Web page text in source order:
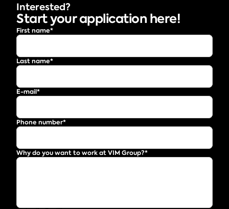
Interested?
Start your application here!
First name*
Last name*
E-mail*
Phone number*
Why do you want to work at VIM Group?*